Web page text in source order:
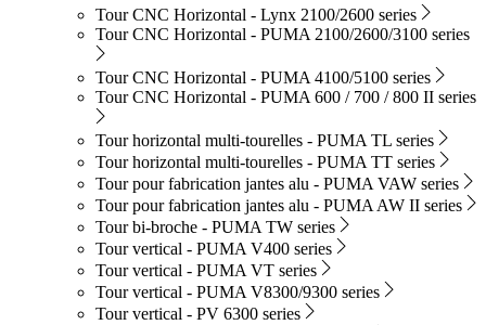
Tour CNC Horizontal - Lynx 2100/2600 series
Tour CNC Horizontal - PUMA 2100/2600/3100 series
Tour CNC Horizontal - PUMA 4100/5100 series
Tour CNC Horizontal - PUMA 600 / 700 / 800 II series
Tour horizontal multi-tourelles - PUMA TL series
Tour horizontal multi-tourelles - PUMA TT series
Tour pour fabrication jantes alu - PUMA VAW series
Tour pour fabrication jantes alu - PUMA AW II series
Tour bi-broche - PUMA TW series
Tour vertical - PUMA V400 series
Tour vertical - PUMA VT series
Tour vertical - PUMA V8300/9300 series
Tour vertical - PV 6300 series